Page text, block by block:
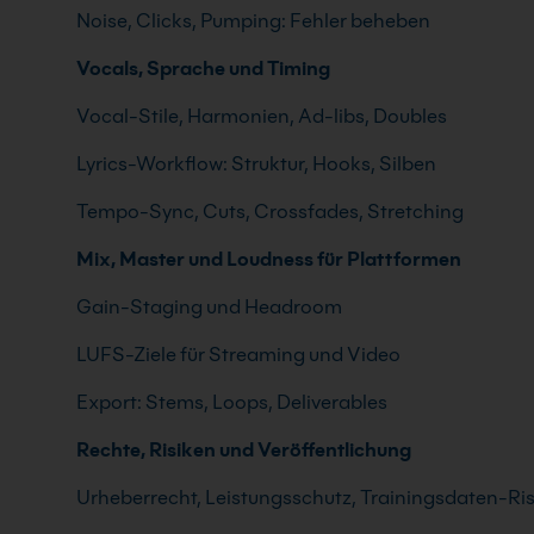
Noise, Clicks, Pumping: Fehler beheben
Vocals, Sprache und Timing
Vocal-Stile, Harmonien, Ad-libs, Doubles
Lyrics-Workflow: Struktur, Hooks, Silben
Tempo-Sync, Cuts, Crossfades, Stretching
Mix, Master und Loudness für Plattformen
Gain-Staging und Headroom
LUFS-Ziele für Streaming und Video
Export: Stems, Loops, Deliverables
Rechte, Risiken und Veröffentlichung
Urheberrecht, Leistungsschutz, Trainingsdaten-